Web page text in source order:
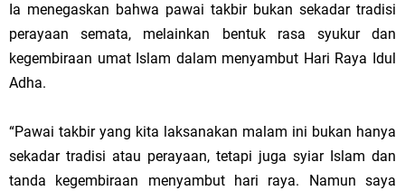
Ia menegaskan bahwa pawai takbir bukan sekadar tradisi
perayaan semata, melainkan bentuk rasa syukur dan
kegembiraan umat Islam dalam menyambut Hari Raya Idul
Adha.
“Pawai takbir yang kita laksanakan malam ini bukan hanya
sekadar tradisi atau perayaan, tetapi juga syiar Islam dan
tanda kegembiraan menyambut hari raya. Namun saya